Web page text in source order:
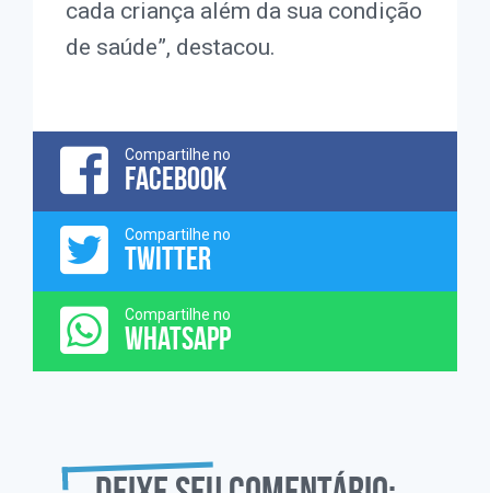
cada criança além da sua condição
de saúde”, destacou.
Compartilhe no
FACEBOOK
Compartilhe no
TWITTER
Compartilhe no
WHATSAPP